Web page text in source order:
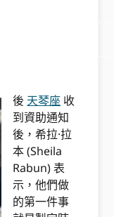
後 天琴座 收
到資助通知
後，希拉·拉
本 (Sheila
Rabun) 表
示，他們做
的第一件事